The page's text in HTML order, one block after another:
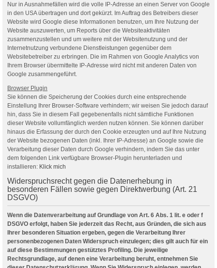
Nur in Ausnahmefällen wird die volle IP-Adresse an einen Server von Google
in den USA übertragen und dort gekürzt. Im Auftrag des Betreibers dieser
Website wird Google diese Informationen benutzen, um Ihre Nutzung der
Website auszuwerten, um Reports über die Websiteaktivitäten
zusammenzustellen und um weitere mit der Websitenutzung und der
Internetnutzung verbundene Dienstleistungen gegenüber dem
Websitebetreiber zu erbringen. Die im Rahmen von Google Analytics von
Ihrem Browser übermittelte IP-Adresse wird nicht mit anderen Daten von
Google zusammengeführt.
Browser Plugin
Sie können die Speicherung der Cookies durch eine entsprechende
Einstellung Ihrer Browser-Software verhindern; wir weisen Sie jedoch darauf
hin, dass Sie in diesem Fall gegebenenfalls nicht sämtliche Funktionen
dieser Website vollumfänglich werden nutzen können. Sie können darüber
hinaus die Erfassung der durch den Cookie erzeugten und auf Ihre Nutzung
der Website bezogenen Daten (inkl. Ihrer IP-Adresse) an Google sowie die
Verarbeitung dieser Daten durch Google verhindern, indem Sie das unter
dem folgenden Link verfügbare Browser-Plugin herunterladen und
installieren: Klick mich
Widerspruchsrecht gegen die Datenerhebung in
besonderen Fällen sowie gegen Direktwerbung (Art. 21
DSGVO)
Wenn die Datenverarbeitung auf Grundlage von Art. 6 Abs. 1 lit. e oder f
DSGVO erfolgt, haben Sie jederzeit das Recht, aus Gründen, die sich aus
Ihrer besonderen Situation ergeben, gegen die Verarbeitung Ihrer
personenbezogenen Daten Widerspruch einzulegen; dies gilt auch für ein
auf diese Bestimmungen gestütztes Profiling. Die jeweilige
Rechtsgrundlage, auf denen eine Verarbeitung beruht, entnehmen Sie